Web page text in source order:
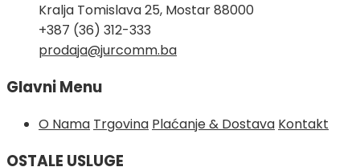
Kralja Tomislava 25, Mostar 88000
+387 (36) 312-333
prodaja@jurcomm.ba
Glavni Menu
O Nama Trgovina Plaćanje & Dostava Kontakt
OSTALE USLUGE